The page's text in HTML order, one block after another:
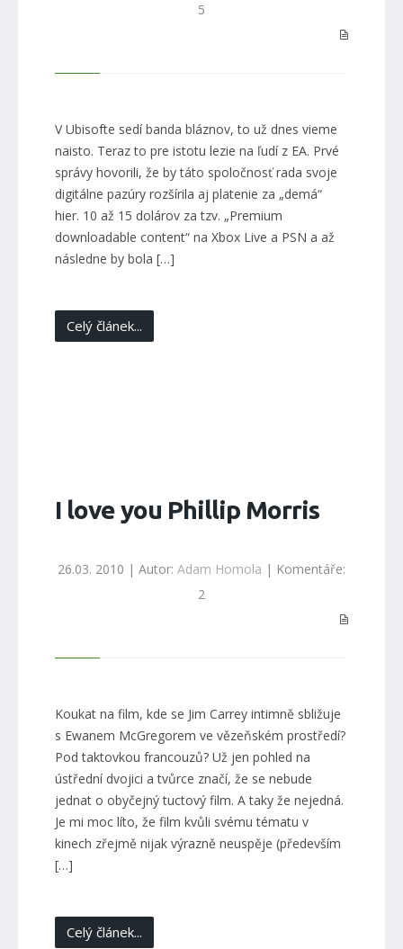
5
V Ubisofte sedí banda bláznov, to už dnes vieme
naisto. Teraz to pre istotu lezie na ľudí z EA. Prvé
správy hovorili, že by táto spoločnosť rada svoje
digitálne pazúry rozšírila aj platenie za „demá“
hier. 10 až 15 dolárov za tzv. „Premium
downloadable content“ na Xbox Live a PSN a až
následne by bola […]
Celý článek...
I love you Phillip Morris
26.03. 2010 | Autor: Adam Homola | Komentáře:
2
Koukat na film, kde se Jim Carrey intimně sbližuje
s Ewanem McGregorem ve vězeňském prostředí?
Pod taktovkou francouzů? Už jen pohled na
ústřední dvojici a tvůrce značí, že se nebude
jednat o obyčejný tuctový film. A taky že nejedná.
Je mi moc líto, že film kvůli svému tématu v
kinech zřejmě nijak výrazně neuspěje (především
[…]
Celý článek...